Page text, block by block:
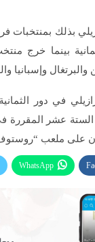
بذلك بمنتخبات
بينما خرج
والبرتغال وإسبانيا
في دور
الستة عشر
على ملعب “روستوف
WhatsApp